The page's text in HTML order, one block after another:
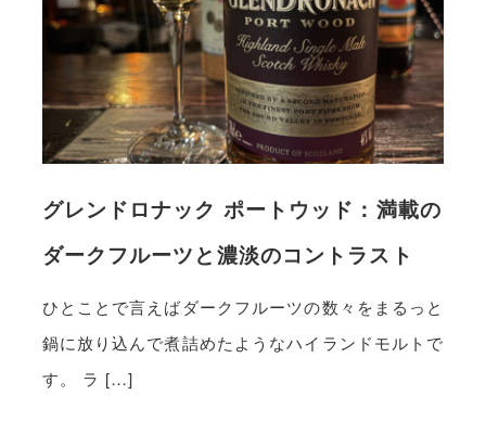
グレンドロナック ポートウッド：満載の
ダークフルーツと濃淡のコントラスト
ひとことで言えばダークフルーツの数々をまるっと
鍋に放り込んで煮詰めたようなハイランドモルトで
す。 ラ […]